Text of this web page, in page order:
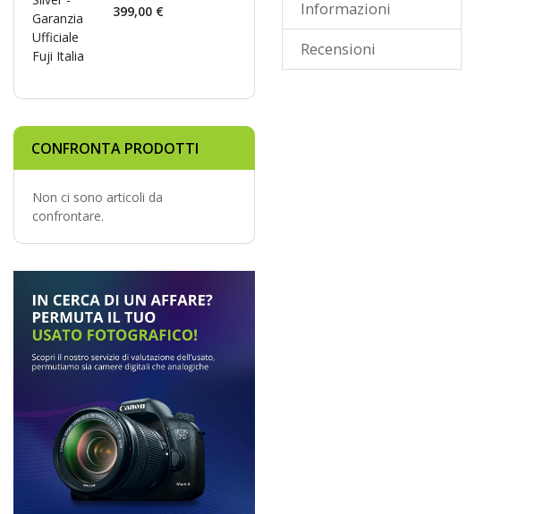
Informazioni
Recensioni
399,00 €
CONFRONTA PRODOTTI
Non ci sono articoli da
confrontare.